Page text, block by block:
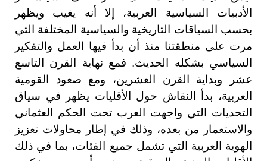
الأدبيات السياسية العربية، إلا أنه يغيب ويظهر
بحسب السياقات التاريخية والسياسية المختلفة التي
مرت على منطقتنا منذ أن بدأ فيها العمل والتفكير
السياسي بشكله الحديث. فمع نهاية القرن التاسع
عشر وبداية القرن العشرين، ومع صعود القومية
العربية، بدأ النقاش حول الأقليات يظهر في سياق
التحديات التي واجهت العرب تحت الحكم العثماني
والاستعمار من بعده، وذلك في إطار محاولات تعزيز
الهوية العربية التي تشمل جميع الفئات، بما في ذلك